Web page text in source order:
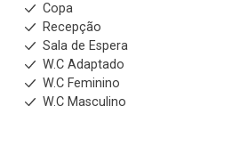
Copa
Recepção
Sala de Espera
W.C Adaptado
W.C Feminino
W.C Masculino